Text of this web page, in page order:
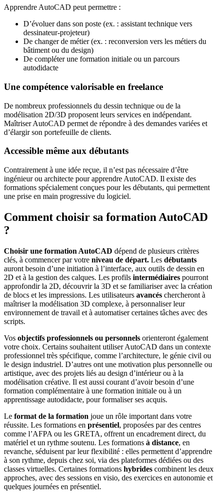
Apprendre AutoCAD peut permettre :
D’évoluer dans son poste (ex. : assistant technique vers
dessinateur-projeteur)
De changer de métier (ex. : reconversion vers les métiers du
bâtiment ou du design)
De compléter une formation initiale ou un parcours
autodidacte
Une compétence valorisable en freelance
De nombreux professionnels du dessin technique ou de la
modélisation 2D/3D proposent leurs services en indépendant.
Maîtriser AutoCAD permet de répondre à des demandes variées et
d’élargir son portefeuille de clients.
Accessible même aux débutants
Contrairement à une idée reçue, il n’est pas nécessaire d’être
ingénieur ou architecte pour apprendre AutoCAD. Il existe des
formations spécialement conçues pour les débutants, qui permettent
une prise en main progressive du logiciel.
Comment choisir sa formation AutoCAD
?
Choisir une formation AutoCAD dépend de plusieurs critères
clés, à commencer par votre niveau de départ. Les débutants
auront besoin d’une initiation à l’interface, aux outils de dessin en
2D et à la gestion des calques. Les profils intermédiaires pourront
approfondir la 2D, découvrir la 3D et se familiariser avec la création
de blocs et les impressions. Les utilisateurs avancés chercheront à
maîtriser la modélisation 3D complexe, à personnaliser leur
environnement de travail et à automatiser certaines tâches avec des
scripts.
Vos objectifs professionnels ou personnels orienteront également
votre choix. Certains souhaitent utiliser AutoCAD dans un contexte
professionnel très spécifique, comme l’architecture, le génie civil ou
le design industriel. D’autres ont une motivation plus personnelle ou
artistique, avec des projets liés au design d’intérieur ou à la
modélisation créative. Il est aussi courant d’avoir besoin d’une
formation complémentaire à une formation initiale ou à un
apprentissage autodidacte, pour formaliser ses acquis.
Le format de la formation joue un rôle important dans votre
réussite. Les formations en présentiel, proposées par des centres
comme l’AFPA ou les GRETA, offrent un encadrement direct, du
matériel et un rythme soutenu. Les formations à distance, en
revanche, séduisent par leur flexibilité : elles permettent d’apprendre
à son rythme, depuis chez soi, via des plateformes dédiées ou des
classes virtuelles. Certaines formations hybrides combinent les deux
approches, avec des sessions en visio, des exercices en autonomie et
quelques journées en présentiel.